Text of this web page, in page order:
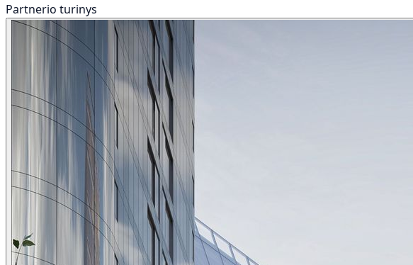
Partnerio turinys